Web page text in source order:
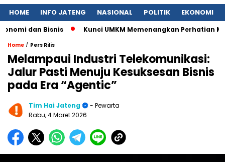
HOME INFO JATENG NASIONAL POLITIK EKONOMI
Bisnis Kunci UMKM Memenangkan Perhatian Media
Home / Pers Rilis
Melampaui Industri Telekomunikasi:
Jalur Pasti Menuju Kesuksesan Bisnis
pada Era “Agentic”
Tim Hai Jateng
- Pewarta
Rabu, 4 Maret 2026